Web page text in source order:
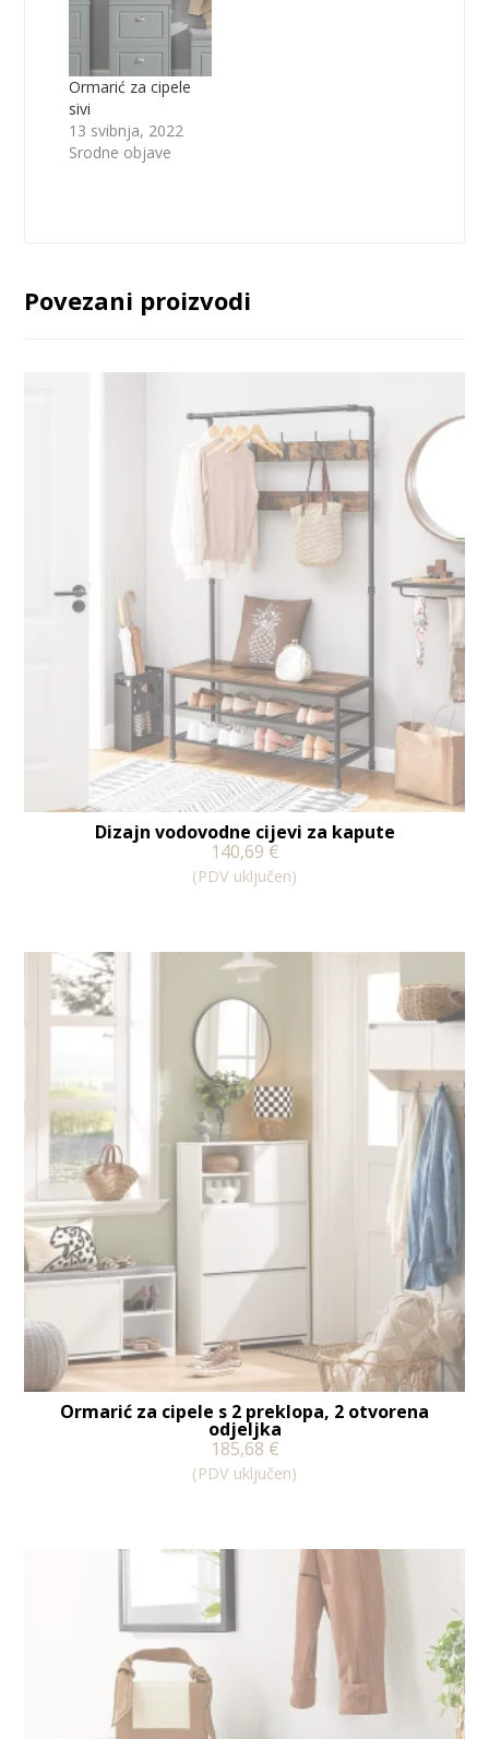
Ormarić za cipele
sivi
13 svibnja, 2022
Srodne objave
Povezani proizvodi
Dizajn vodovodne cijevi za kapute
140,69 €
(PDV uključen)
Ormarić za cipele s 2 preklopa, 2 otvorena
odjeljka
185,68 €
(PDV uključen)